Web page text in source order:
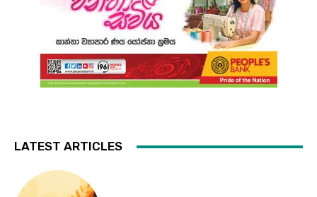
LATEST ARTICLES